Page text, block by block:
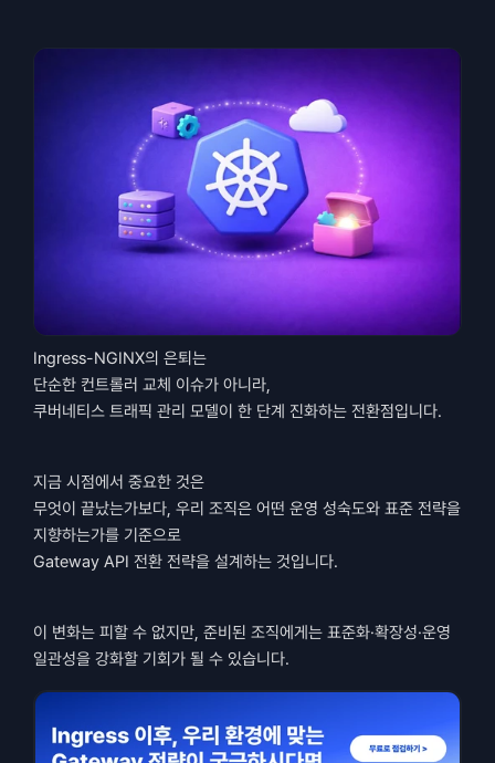
Ingress-NGINX의 은퇴는
단순한 컨트롤러 교체 이슈가 아니라,
쿠버네티스 트래픽 관리 모델이 한 단계 진화하는 전환점입니다.
지금 시점에서 중요한 것은
무엇이 끝났는가보다, 우리 조직은 어떤 운영 성숙도와 표준 전략을
지향하는가를 기준으로
Gateway API 전환 전략을 설계하는 것입니다.
이 변화는 피할 수 없지만, 준비된 조직에게는 표준화·확장성·운영
일관성을 강화할 기회가 될 수 있습니다.